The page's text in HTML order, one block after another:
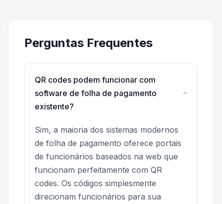
Perguntas Frequentes
QR codes podem funcionar com
software de folha de pagamento
existente?
Sim, a maioria dos sistemas modernos
de folha de pagamento oferece portais
de funcionários baseados na web que
funcionam perfeitamente com QR
codes. Os códigos simplesmente
direcionam funcionários para sua